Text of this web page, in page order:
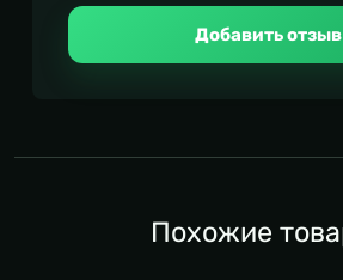
Добавить отзыв
Похожие